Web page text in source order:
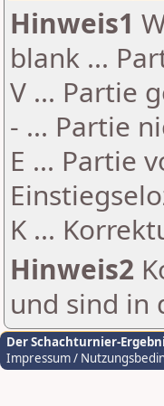
Hinweis1
blank ...
V ... Partie
- ... Partie
E ... Partie
K ...
Hinweis2
und sind in
Der Schachturnier-
Impressum /